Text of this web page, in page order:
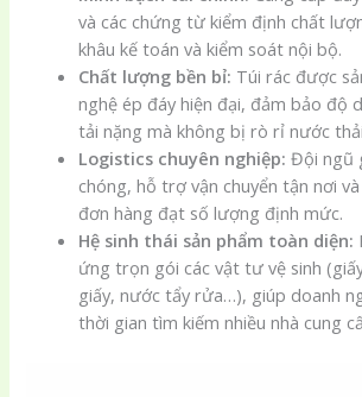
và các chứng từ kiểm định chất
khâu kế toán và kiểm soát nội bộ.
Chất lượng bền bỉ: Túi rác được
nghệ ép đáy hiện đại, đảm bảo độ
tải nặng mà không bị rò rỉ nước
Logistics chuyên nghiệp: Đội ngũ
chóng, hỗ trợ vận chuyển tận nơi
đơn hàng đạt số lượng định mức.
Hệ sinh thái sản phẩm toàn diện:
ứng trọn gói các vật tư vệ sinh
giấy, nước tẩy rửa…), giúp doanh
thời gian tìm kiếm nhiều nhà cung